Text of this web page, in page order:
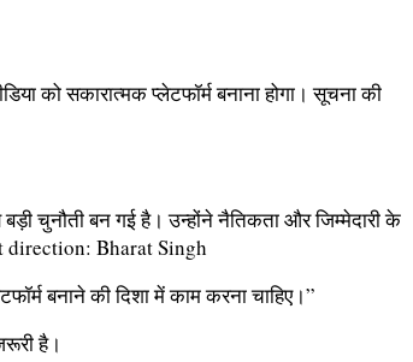
को सकारात्मक प्लेटफॉर्म बनाना होगा। सूचना की
चुनौती बन गई है। उन्होंने नैतिकता और जिम्मेदारी के
बनाने की दिशा में काम करना चाहिए।”
है।